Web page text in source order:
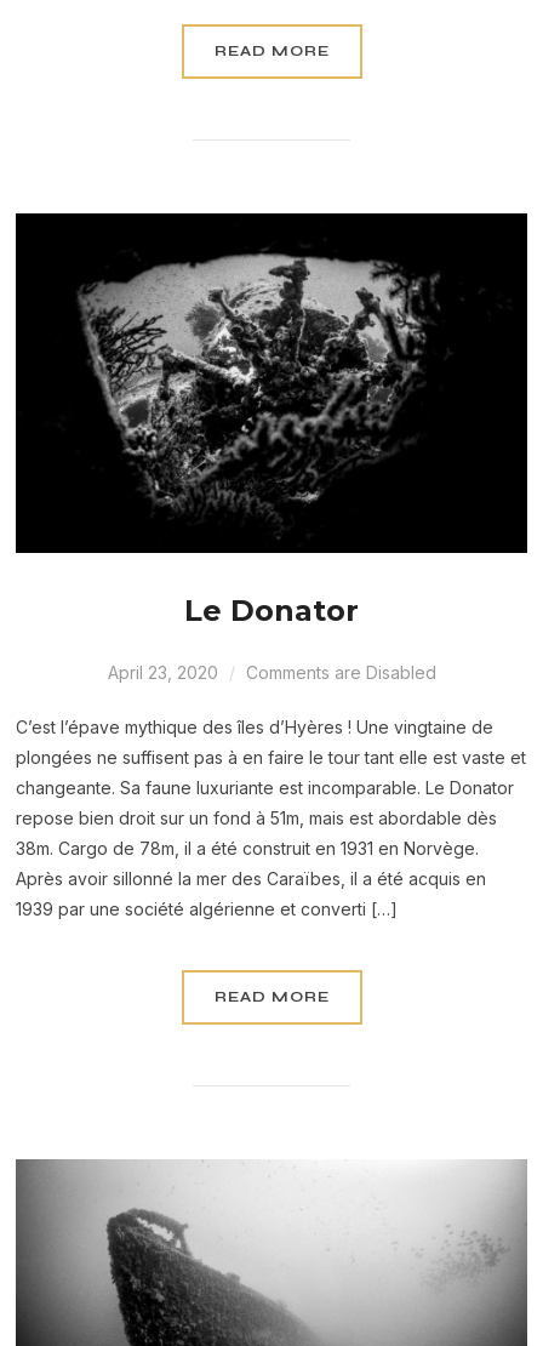
READ MORE
Le Donator
April 23, 2020 Comments are Disabled
C’est l’épave mythique des îles d’Hyères ! Une vingtaine de
plongées ne suffisent pas à en faire le tour tant elle est vaste et
changeante. Sa faune luxuriante est incomparable. Le Donator
repose bien droit sur un fond à 51m, mais est abordable dès
38m. Cargo de 78m, il a été construit en 1931 en Norvège.
Après avoir sillonné la mer des Caraïbes, il a été acquis en
1939 par une société algérienne et converti […]
READ MORE